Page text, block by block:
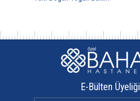
E-Bülten Üyeliği